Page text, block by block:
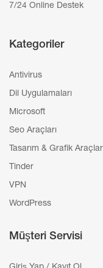
7/24 Online Destek
Kategoriler
Antivirus
Dil Uygulamaları
Microsoft
Seo Araçları
Tasarım & Grafik
Tinder
VPN
WordPress
Müşteri Servisi